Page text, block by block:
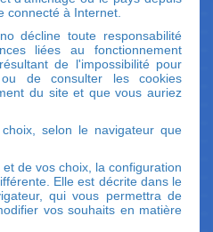
connecté à Internet.
décline toute responsabilité
liées au fonctionnement
de l'impossibilité pour
ou de consulter les cookies
du site et que vous auriez
selon le navigateur que
de vos choix, la configuration
Elle est décrite dans le
qui vous permettra de
vos souhaits en matière